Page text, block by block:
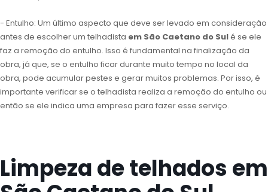
- Entulho: Um último aspecto que deve ser levado em consideração
antes de escolher um telhadista em São Caetano do Sulé se ele
faz a remoção do entulho. Isso é fundamental na finalização da
obra, já que, se o entulho ficar durante muito tempo no local da
obra, pode acumular pestes e gerar muitos problemas. Por isso, é
importante verificar se o telhadista realiza a remoção do entulho ou
então se ele indica uma empresa para fazer esse serviço.
Limpeza de telhados em